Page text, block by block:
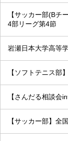
【サッカー部(Bチ
4部リーグ第4節
岩瀬日本大学高等
【ソフトテニス部
【さんだる相談会
【サッカー部】全